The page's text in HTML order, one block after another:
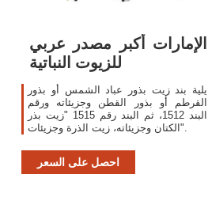
الإمارات أكبر مصدر عربي
للزيوت النباتية
يلية بند زيت بذور عباد الشمس أو بذور
القرطم أو بذور القطن وجزيئاته ورقم
البند 1512، ثم البند رقم 1515 "زيت بذر
الكتان وجزيئاته، زيت الذرة وجزيئات".
احصل على السعر